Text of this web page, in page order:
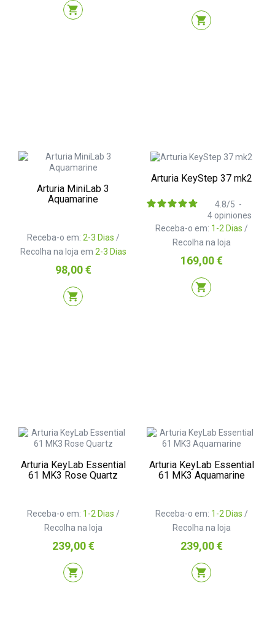
shopping_cart
shopping_cart
Arturia MiniLab 3
Aquamarine
Receba-o em: 2-3 Dias /
Recolha na loja em 2-3 Dias
Preço
98,00 €
shopping_cart
Arturia KeyStep 37 mk2
Receba-o em: 1-2 Dias /
Recolha na loja
4.8/5 -
4 opiniones
Preço
169,00 €
shopping_cart
Arturia KeyLab Essential
61 MK3 Rose Quartz
Receba-o em: 1-2 Dias /
Recolha na loja
Preço
239,00 €
shopping_cart
Arturia KeyLab Essential
61 MK3 Aquamarine
Receba-o em: 1-2 Dias /
Recolha na loja
Preço
239,00 €
shopping_cart